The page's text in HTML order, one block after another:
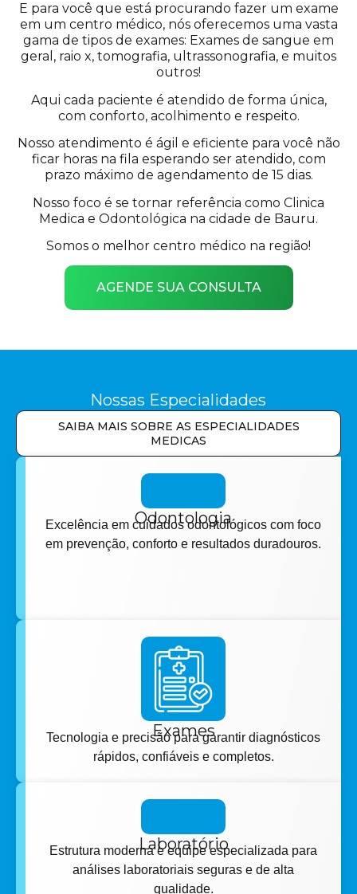
E para você que está procurando fazer um exame
em um centro médico, nós oferecemos uma vasta
gama de tipos de exames: Exames de sangue em
geral, raio x, tomografia, ultrassonografia, e muitos
outros!
Aqui cada paciente é atendido de forma única,
com conforto, acolhimento e respeito.
Nosso atendimento é ágil e eficiente para você não
ficar horas na fila esperando ser atendido, com
prazo máximo de agendamento de 15 dias.
Nosso foco é se tornar referência como Clinica
Medica e Odontológica na cidade de Bauru.
Somos o melhor centro médico na região!
AGENDE SUA CONSULTA
Nossas Especialidades
SAIBA MAIS SOBRE AS ESPECIALIDADES
MEDICAS
Odontologia
Excelência em cuidados odontológicos com foco
em prevenção, conforto e resultados duradouros.
Exames
Tecnologia e precisão para garantir diagnósticos
rápidos, confiáveis e completos.
Laboratório
Estrutura moderna e equipe especializada para
análises laboratoriais seguras e de alta
qualidade.